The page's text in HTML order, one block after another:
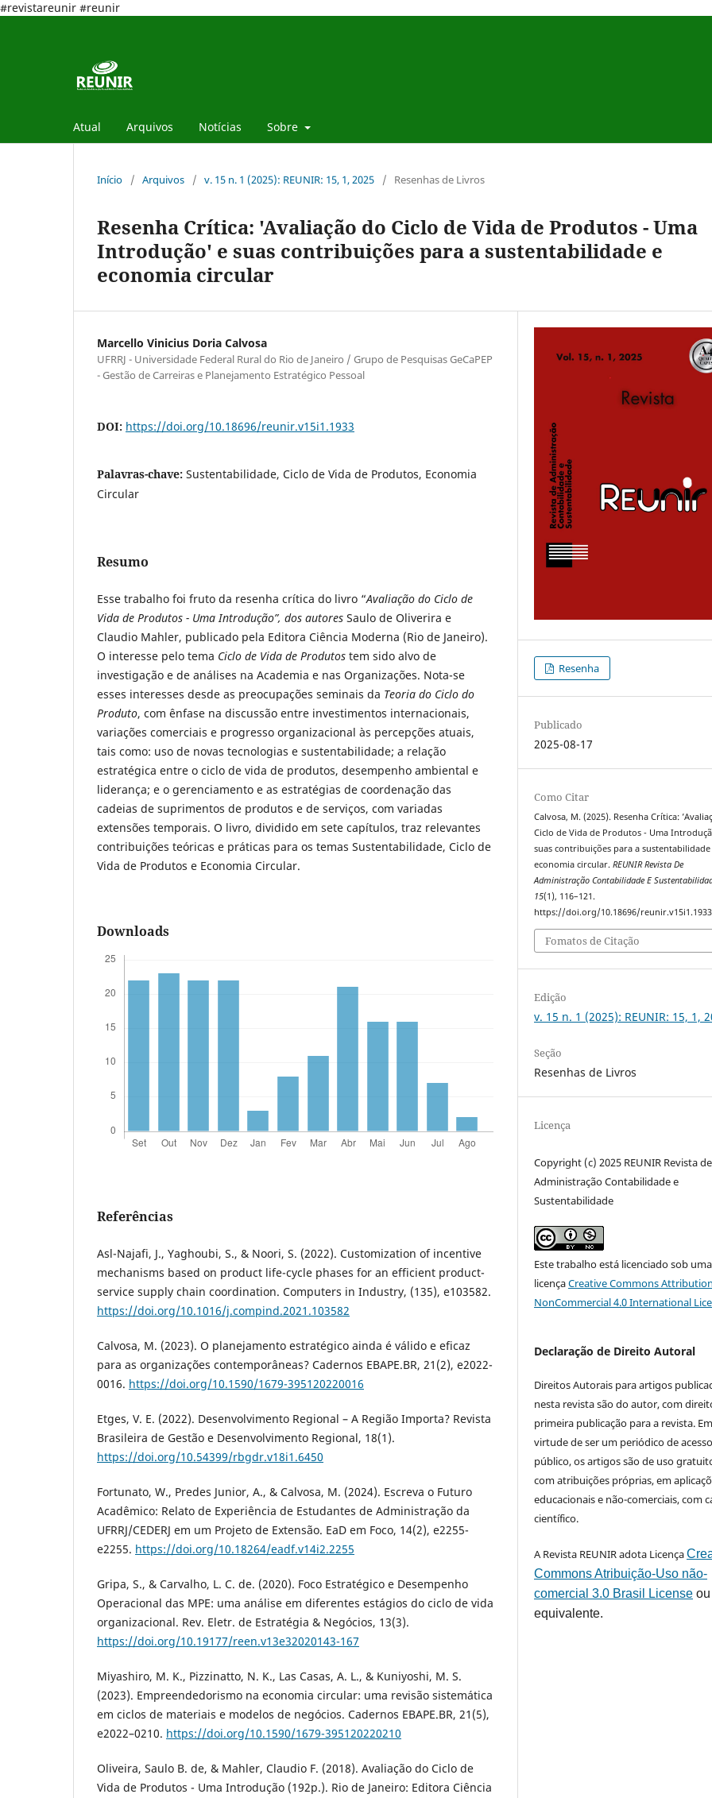
#revistareunir #reunir
Atual Arquivos Notícias Sobre
Início / Arquivos / v. 15 n. 1 (2025): REUNIR: 15, 1, 2025 / Resenhas de Livros
Resenha Crítica: 'Avaliação do Ciclo de Vida de Produtos - Uma
Introdução' e suas contribuições para a sustentabilidade e
economia circular
Marcello Vinicius Doria Calvosa
UFRRJ - Universidade Federal Rural do Rio de Janeiro / Grupo de Pesquisas GeCaPEP
- Gestão de Carreiras e Planejamento Estratégico Pessoal
DOI: https://doi.org/10.18696/reunir.v15i1.1933
Palavras-chave: Sustentabilidade, Ciclo de Vida de Produtos, Economia
Circular
Resumo
Esse trabalho foi fruto da resenha crítica do livro “Avaliação do Ciclo de
Vida de Produtos - Uma Introdução”, dos autores Saulo de Oliverira e
Claudio Mahler, publicado pela Editora Ciência Moderna (Rio de Janeiro).
O interesse pelo tema Ciclo de Vida de Produtos tem sido alvo de
investigação e de análises na Academia e nas Organizações. Nota-se
esses interesses desde as preocupações seminais da Teoria do Ciclo do
Produto, com ênfase na discussão entre investimentos internacionais,
variações comerciais e progresso organizacional às percepções atuais,
tais como: uso de novas tecnologias e sustentabilidade; a relação
estratégica entre o ciclo de vida de produtos, desempenho ambiental e
liderança; e o gerenciamento e as estratégias de coordenação das
cadeias de suprimentos de produtos e de serviços, com variadas
extensões temporais. O livro, dividido em sete capítulos, traz relevantes
contribuições teóricas e práticas para os temas Sustentabilidade, Ciclo de
Vida de Produtos e Economia Circular.
Downloads
Referências
Asl-Najafi, J., Yaghoubi, S., & Noori, S. (2022). Customization of incentive
mechanisms based on product life-cycle phases for an efficient product-
service supply chain coordination. Computers in Industry, (135), e103582.
https://doi.org/10.1016/j.compind.2021.103582
Calvosa, M. (2023). O planejamento estratégico ainda é válido e eficaz
para as organizações contemporâneas? Cadernos EBAPE.BR, 21(2), e2022-
0016. https://doi.org/10.1590/1679-395120220016
Etges, V. E. (2022). Desenvolvimento Regional – A Região Importa? Revista
Brasileira de Gestão e Desenvolvimento Regional, 18(1).
https://doi.org/10.54399/rbgdr.v18i1.6450
Fortunato, W., Predes Junior, A., & Calvosa, M. (2024). Escreva o Futuro
Acadêmico: Relato de Experiência de Estudantes de Administração da
UFRRJ/CEDERJ em um Projeto de Extensão. EaD em Foco, 14(2), e2255-
e2255. https://doi.org/10.18264/eadf.v14i2.2255
Gripa, S., & Carvalho, L. C. de. (2020). Foco Estratégico e Desempenho
Operacional das MPE: uma análise em diferentes estágios do ciclo de vida
organizacional. Rev. Eletr. de Estratégia & Negócios, 13(3).
https://doi.org/10.19177/reen.v13e32020143-167
Miyashiro, M. K., Pizzinatto, N. K., Las Casas, A. L., & Kuniyoshi, M. S.
(2023). Empreendedorismo na economia circular: uma revisão sistemática
em ciclos de materiais e modelos de negócios. Cadernos EBAPE.BR, 21(5),
e2022–0210. https://doi.org/10.1590/1679-395120220210
Oliveira, Saulo B. de, & Mahler, Claudio F. (2018). Avaliação do Ciclo de
Vida de Produtos - Uma Introdução (192p.). Rio de Janeiro: Editora Ciência
Resenha
Publicado
2025-08-17
Como Citar
Calvosa, M. (2025). Resenha Crítica:
Ciclo de Vida de Produtos - Uma
suas contribuições para a sustentabilidade
economia circular.REUNIR Revista De
Administração Contabilidade E
15(1), 116–121.
https://doi.org/10.18696/reunir.v15i1.1933
Fomatos de Citação
Edição
v. 15 n. 1 (2025): REUNIR: 15, 1,
Seção
Resenhas de Livros
Licença
Copyright (c) 2025 REUNIR Revista de
Administração Contabilidade e
Sustentabilidade
Este trabalho está licenciado sob uma
licençaCreative Commons
NonCommercial 4.0 International
Declaração de Direito Autoral
Direitos Autorais para artigos
nesta revista são do autor, com
primeira publicação para a revista. Em
virtude de ser um periódico de acesso
público, os artigos são de uso
com atribuições próprias, em
educacionais e não-comerciais, com
científico.
A Revista REUNIR adota Licença
Commons Atribuição-Uso não-
comercial 3.0 Brasil License
equivalente.